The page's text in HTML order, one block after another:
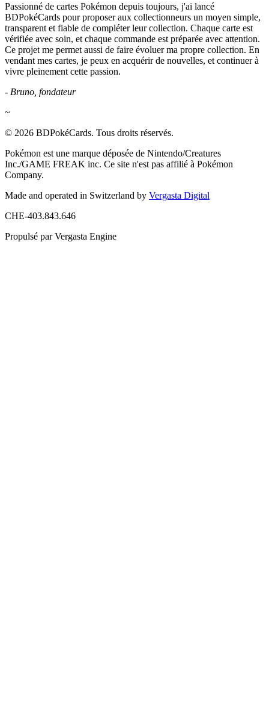
Passionné de cartes Pokémon depuis toujours, j'ai lancé
BDPokéCards pour proposer aux collectionneurs un moyen simple,
transparent et fiable de compléter leur collection. Chaque carte est
vérifiée avec soin, et chaque commande est préparée avec attention.
Ce projet me permet aussi de faire évoluer ma propre collection. En
vendant mes cartes, je peux en acquérir de nouvelles, et continuer à
vivre pleinement cette passion.
- Bruno, fondateur
~
© 2026 BDPokéCards. Tous droits réservés.
Pokémon est une marque déposée de Nintendo/Creatures
Inc./GAME FREAK inc. Ce site n'est pas affilié à Pokémon
Company.
Made and operated in Switzerland by Vergasta Digital
CHE-403.843.646
Propulsé par Vergasta Engine